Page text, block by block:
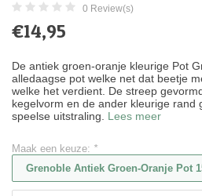
0 Review(s)
€14,95
De antiek groen-oranje kleurige Pot
alledaagse pot welke net dat beetje
welke het verdient. De streep
kegelvorm en de ander kleurige rand
speelse uitstraling. Lees meer
Maak een keuze: *
Grenoble Antiek Groen-Oranje Pot